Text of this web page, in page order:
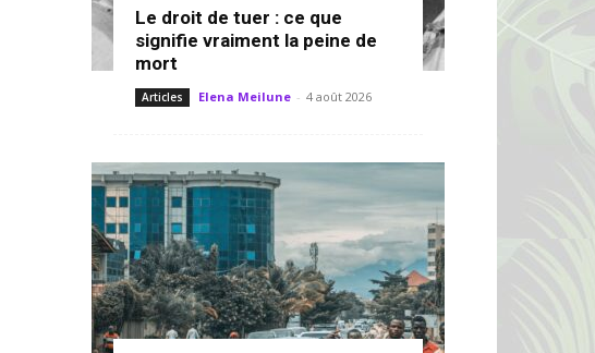
Le droit de tuer : ce que
signifie vraiment la peine de
mort
Articles Elena Meilune - 4 août 2026